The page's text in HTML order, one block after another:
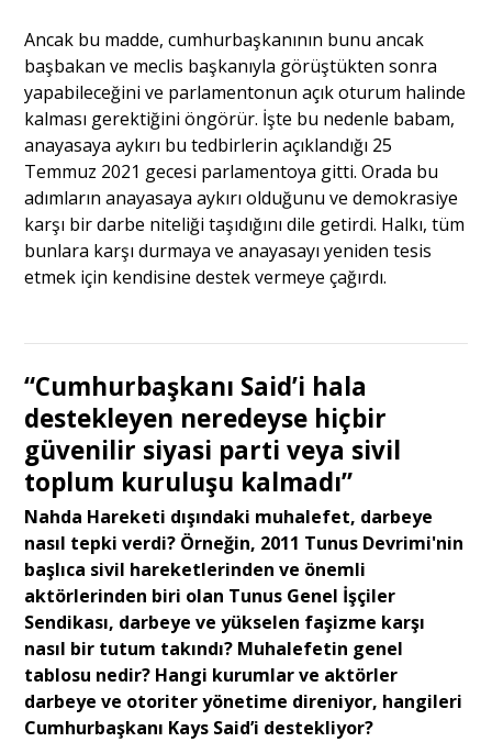
Ancak bu madde, cumhurbaşkanının bunu ancak
başbakan ve meclis başkanıyla görüştükten sonra
yapabileceğini ve parlamentonun açık oturum halinde
kalması gerektiğini öngörür. İşte bu nedenle babam,
anayasaya aykırı bu tedbirlerin açıklandığı 25
Temmuz 2021 gecesi parlamentoya gitti. Orada bu
adımların anayasaya aykırı olduğunu ve demokrasiye
karşı bir darbe niteliği taşıdığını dile getirdi. Halkı, tüm
bunlara karşı durmaya ve anayasayı yeniden tesis
etmek için kendisine destek vermeye çağırdı.
“Cumhurbaşkanı Said’i hala
destekleyen neredeyse hiçbir
güvenilir siyasi parti veya sivil
toplum kuruluşu kalmadı”
Nahda Hareketi dışındaki muhalefet, darbeye
nasıl tepki verdi? Örneğin, 2011 Tunus Devrimi'nin
başlıca sivil hareketlerinden ve önemli
aktörlerinden biri olan Tunus Genel İşçiler
Sendikası, darbeye ve yükselen faşizme karşı
nasıl bir tutum takındı? Muhalefetin genel
tablosu nedir? Hangi kurumlar ve aktörler
darbeye ve otoriter yönetime direniyor, hangileri
Cumhurbaşkanı Kays Said’i destekliyor?